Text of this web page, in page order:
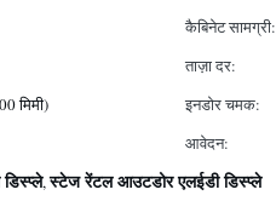
कैबिनेट सामग्री:
ताज़ा दर:
मिमी) इनडोर चमक:
आवेदन:
,स्टेज रेंटल आउटडोर एलईडी डिस्प्ले